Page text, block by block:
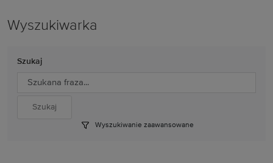
Wyszukiwarka
Szukaj
Wyszukiwanie zaawansowane